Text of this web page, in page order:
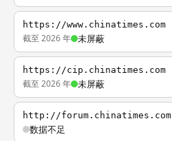
https://www.chinatimes.com
截至 2026 年 未屏蔽
https://cip.chinatimes.com
截至 2026 年 未屏蔽
http://forum.chinatimes.com
数据不足